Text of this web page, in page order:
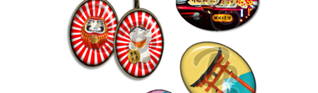
Mon compte